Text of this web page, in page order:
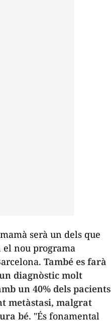
serà un dels que
el nou programa
També es farà
diagnòstic molt
un 40% dels pacients
metàstasi, malgrat
bé. "És fonamental